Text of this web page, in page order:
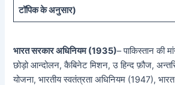
टॉपिक के अनुसार)
भारत सरकार अधिनियम (1935)– पाकिस्तान की
छोड़ो आन्दोलन, कैबिनेट मिशन, उ हिन्द फ़ौज,
योजना, भारतीय स्वतंत्रता अधिनियम (1947),